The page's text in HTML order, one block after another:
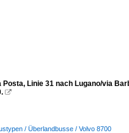
Linie 31 nach Lugano/via

/ Überlandbusse / Volvo 8700